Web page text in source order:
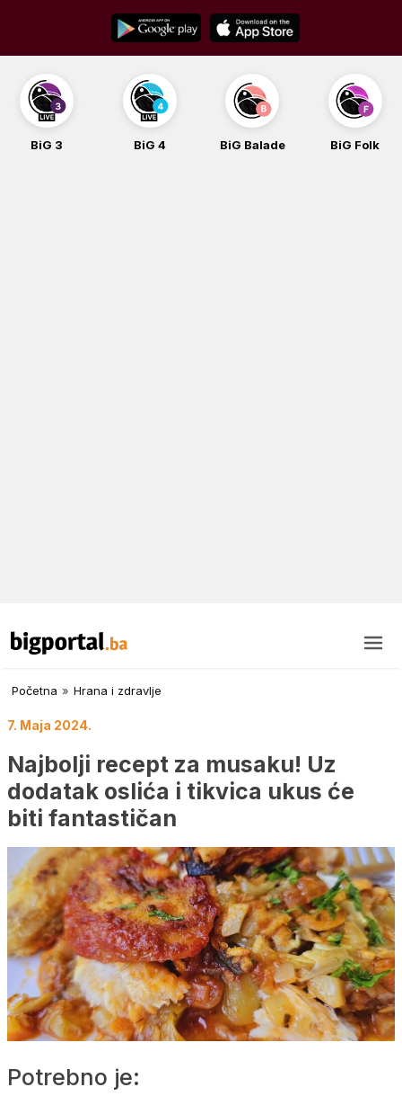
content
BiG 4 BiG Balade BiG Folk BiG iG
Početna » Hrana i zdravlje
7. Maja 2024.
Najbolji recept za musaku! Uz
dodatak oslića i tikvica ukus će
biti fantastičan
Potrebno je: